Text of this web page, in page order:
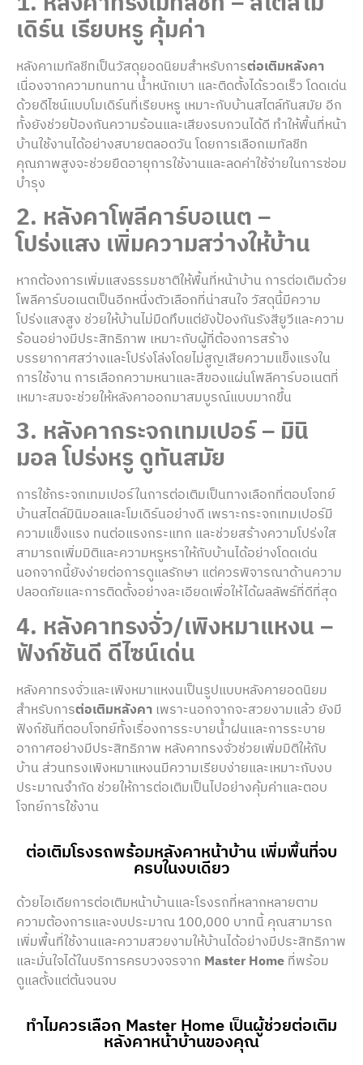
เดิร์น เรียบหรู คุ้มค่า
หลังคาเมทัลชีทเป็นวัสดุยอดนิยมสำหรับการต่อเติมหลังคา
เนื่องจากความทนทาน น้ำหนักเบา และติดตั้งได้รวดเร็ว โดดเด่น
ด้วยดีไซน์แบบโมเดิร์นที่เรียบหรู เหมาะกับบ้านสไตล์ทันสมัย อีก
ทั้งยังช่วยป้องกันความร้อนและเสียงรบกวนได้ดี ทำให้พื้นที่หน้า
บ้านใช้งานได้อย่างสบายตลอดวัน โดยการเลือกเมทัลชีท
คุณภาพสูงจะช่วยยืดอายุการใช้งานและลดค่าใช้จ่ายในการซ่อม
บำรุง
2. หลังคาโพลีคาร์บอเนต –
โปร่งแสง เพิ่มความสว่างให้บ้าน
หากต้องการเพิ่มแสงธรรมชาติให้พื้นที่หน้าบ้าน การต่อเติมด้วย
โพลีคาร์บอเนตเป็นอีกหนึ่งตัวเลือกที่น่าสนใจ วัสดุนี้มีความ
โปร่งแสงสูง ช่วยให้บ้านไม่มืดทึบแต่ยังป้องกันรังสียูวีและความ
ร้อนอย่างมีประสิทธิภาพ เหมาะกับผู้ที่ต้องการสร้าง
บรรยากาศสว่างและโปร่งโล่งโดยไม่สูญเสียความแข็งแรงใน
การใช้งาน การเลือกความหนาและสีของแผ่นโพลีคาร์บอเนตที่
เหมาะสมจะช่วยให้หลังคาออกมาสมบูรณ์แบบมากขึ้น
3. หลังคากระจกเทมเปอร์ – มินิ
มอล โปร่งหรู ดูทันสมัย
การใช้กระจกเทมเปอร์ในการต่อเติมเป็นทางเลือกที่ตอบโจทย์
บ้านสไตล์มินิมอลและโมเดิร์นอย่างดี เพราะกระจกเทมเปอร์มี
ความแข็งแรง ทนต่อแรงกระแทก และช่วยสร้างความโปร่งใส
สามารถเพิ่มมิติและความหรูหราให้กับบ้านได้อย่างโดดเด่น
นอกจากนี้ยังง่ายต่อการดูแลรักษา แต่ควรพิจารณาด้านความ
ปลอดภัยและการติดตั้งอย่างละเอียดเพื่อให้ได้ผลลัพธ์ที่ดีที่สุด
4. หลังคาทรงจั่ว/เพิงหมาแหงน –
ฟังก์ชันดี ดีไซน์เด่น
หลังคาทรงจั่วและเพิงหมาแหงนเป็นรูปแบบหลังคายอดนิยม
สำหรับการต่อเติมหลังคา เพราะนอกจากจะสวยงามแล้ว ยังมี
ฟังก์ชันที่ตอบโจทย์ทั้งเรื่องการระบายน้ำฝนและการระบาย
อากาศอย่างมีประสิทธิภาพ หลังคาทรงจั่วช่วยเพิ่มมิติให้กับ
บ้าน ส่วนทรงเพิงหมาแหงนมีความเรียบง่ายและเหมาะกับงบ
ประมาณจำกัด ช่วยให้การต่อเติมเป็นไปอย่างคุ้มค่าและตอบ
โจทย์การใช้งาน
ต่อเติมโรงรถพร้อมหลังคาหน้าบ้าน เพิ่มพื้นที่จบ
ครบในงบเดียว
ด้วยไอเดียการต่อเติมหน้าบ้านและโรงรถที่หลากหลายตาม
ความต้องการและงบประมาณ 100,000 บาทนี้ คุณสามารถ
เพิ่มพื้นที่ใช้งานและความสวยงามให้บ้านได้อย่างมีประสิทธิภาพ
และมั่นใจได้ในบริการครบวงจรจาก Master Homeที่พร้อม
ดูแลตั้งแต่ต้นจนจบ
ทำไมควรเลือก Master Home เป็นผู้ช่วยต่อเติม
หลังคาหน้าบ้านของคุณ